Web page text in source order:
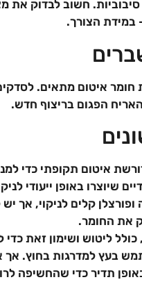
חשוב לבדוק את
במידת הצורך.
איטום מתאים.
הפגום בריצוף חדש.
איטום תקופתי כדי
שיוצרו באופן ייעודי
קלים לניקוי, אך
את החומר.
ליטוש ושימון זאת
בעץ למדרגות בחוץ. אך
תדיר כדי שהחשיפה